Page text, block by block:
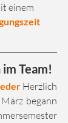
einem
Team!
Herzlich
begann